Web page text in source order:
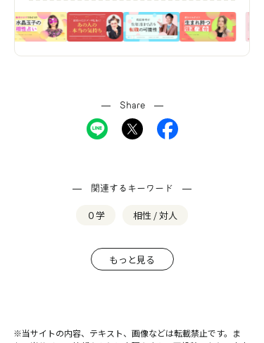
Share
関連するキーワード
０学 相性 / 対人
もっと見る
※当サイトの内容、テキスト、画像などは転載禁止です。ま